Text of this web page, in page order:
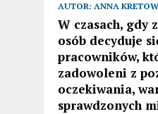
AUTOR: ANNA
W czasach, gdy
osób decyduje
pracowników,
zadowoleni z
oczekiwania,
sprawdzonych